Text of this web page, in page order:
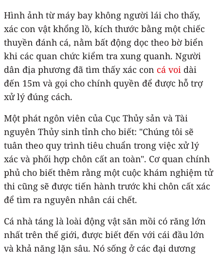
Hình ảnh từ máy bay không người lái cho thấy,
xác con vật khổng lồ, kích thước bằng một chiếc
thuyền đánh cá, nằm bất động dọc theo bờ biển
khi các quan chức kiểm tra xung quanh. Người
dân địa phương đã tìm thấy xác con cá voi dài
đến 15m và gọi cho chính quyền để được hỗ trợ
xử lý đúng cách.
Một phát ngôn viên của Cục Thủy sản và Tài
nguyên Thủy sinh tỉnh cho biết: "Chúng tôi sẽ
tuân theo quy trình tiêu chuẩn trong việc xử lý
xác và phối hợp chôn cất an toàn". Cơ quan chính
phủ cho biết thêm rằng một cuộc khám nghiệm tử
thi cũng sẽ được tiến hành trước khi chôn cất xác
để tìm ra nguyên nhân cái chết.
Cá nhà táng là loài động vật săn mồi có răng lớn
nhất trên thế giới, được biết đến với cái đầu lớn
và khả năng lặn sâu. Nó sống ở các đại dương